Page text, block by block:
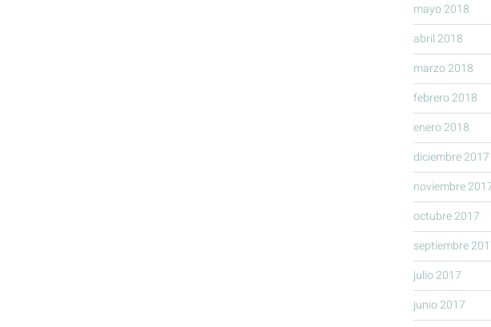
mayo 2018
abril 2018
marzo 2018
febrero 2018
enero 2018
diciembre 2017
noviembre
octubre 2017
septiembre
julio 2017
junio 2017